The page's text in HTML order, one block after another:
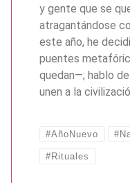
y gente que se
atragantándose
este año, he
puentes
quedan—; hablo
unen a la
#AñoNuevo
#Rituales